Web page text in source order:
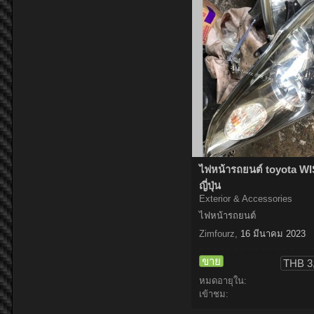
ไฟหน้ารถยนต์ toyota
ญี่ปุ่น
Exterior & Accessories
ไฟหน้ารถยนต์
Zimfourz, 16 มีนาคม 2023
ขาย THB
หมดอายุใน:
เข้าชม: